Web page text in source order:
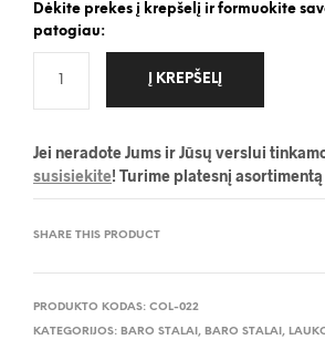
Dėkite prekes į krepšelį ir formuokite
patogiau:
Į KREPŠELĮ
Jei neradote Jums ir Jūsų verslui
susisiekite! Turime platesnį
SHARE THIS PRODUCT
PRODUKTO KODAS: COL-022
KATEGORIJOS: BARO STALAI , BARO STALAI ,